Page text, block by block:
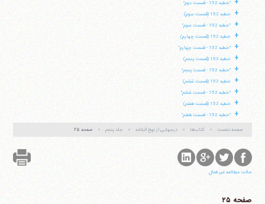
"خطبه 152 - قسمت دوم"
+ خطبه 152 (قسمت سوم)
+ "خطبه 152 - قسمت سوم"
+ خطبه 152 (قسمت چهارم)
+ "خطبه 152 - قسمت چهارم"
+ خطبه 152 (قسمت پنجم)
+ "خطبه 152 - قسمت پنجم"
+ خطبه 152 (قسمت ششم)
+ "خطبه 152 - قسمت ششم"
+ خطبه 152 (قسمت هفتم)
+ "خطبه 152 - قسمت هفتم"
صفحه نخست کتاب‌ها درسهایی از نهج البلاغه جلد پنجم صفحه ۲۵
حالت مطالعه غیر فعال
صفحه ۲۵